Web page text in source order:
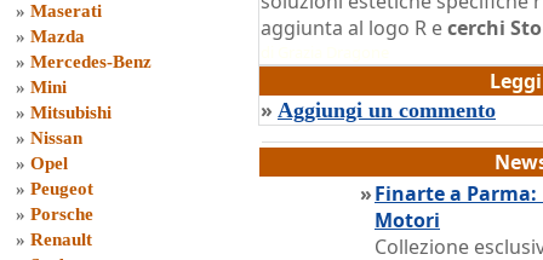
» Maserati
» Mazda
» Mercedes-Benz
» Mini
» Mitsubishi
» Nissan
» Opel
» Peugeot
» Porsche
» Renault
aggiunta al logo R ecerchi
» Aggiungi un commento
»Finarte a Parma:
Motori
Collezione